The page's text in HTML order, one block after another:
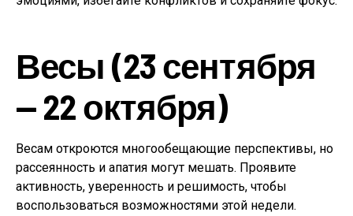
Весы (23 сентября
— 22 октября)
Весам откроются многообещающие перспективы, но
рассеянность и апатия могут мешать. Проявите
активность, уверенность и решимость, чтобы
воспользоваться возможностями этой недели.